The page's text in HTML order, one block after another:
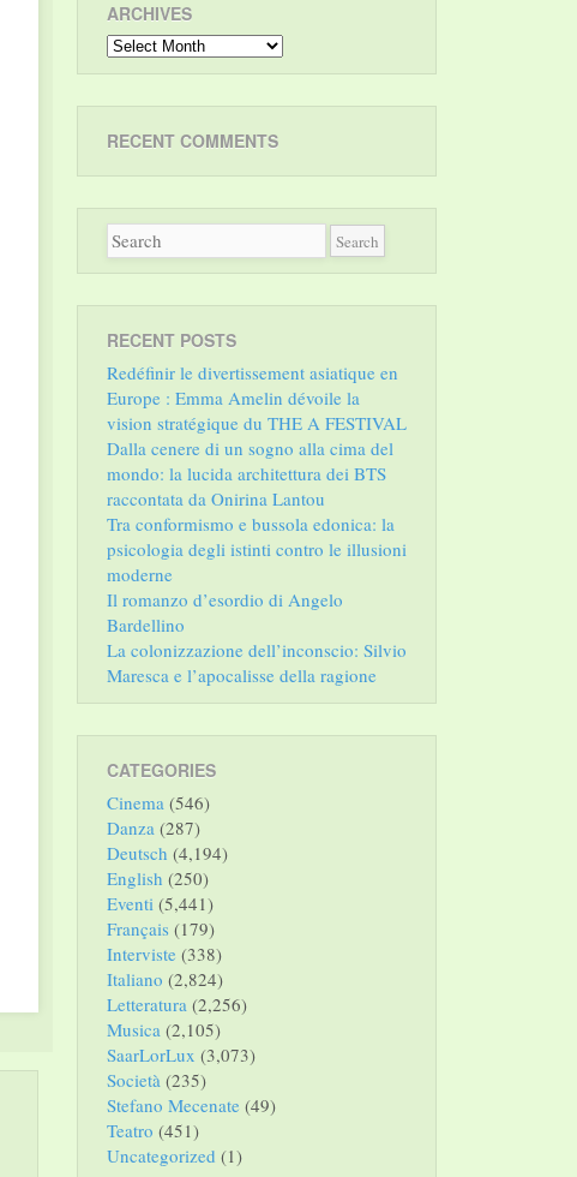
ARCHIVES
Archives
RECENT COMMENTS
RECENT POSTS
Redéfinir le divertissement asiatique en
Europe : Emma Amelin dévoile la
vision stratégique du THE A FESTIVAL
Dalla cenere di un sogno alla cima del
mondo: la lucida architettura dei BTS
raccontata da Onirina Lantou
Tra conformismo e bussola edonica: la
psicologia degli istinti contro le illusioni
moderne
Il romanzo d’esordio di Angelo
Bardellino
La colonizzazione dell’inconscio: Silvio
Maresca e l’apocalisse della ragione
CATEGORIES
Cinema (546)
Danza (287)
Deutsch (4,194)
English (250)
Eventi (5,441)
Français (179)
Interviste (338)
Italiano (2,824)
Letteratura (2,256)
Musica (2,105)
SaarLorLux (3,073)
Società (235)
Stefano Mecenate (49)
Teatro (451)
Uncategorized (1)